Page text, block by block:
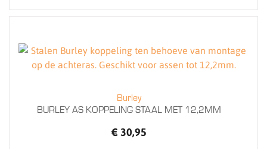
Burley
BURLEY AS KOPPELING STAAL MET 12,2MM
€ 30,95